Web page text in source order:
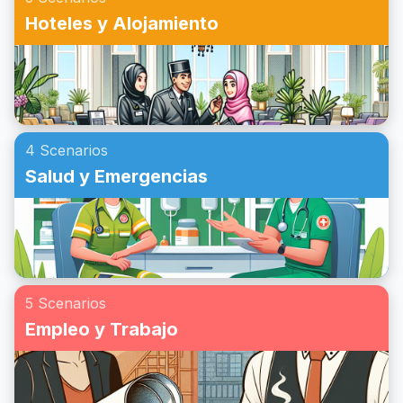
Hoteles y Alojamiento
4 Scenarios
Salud y Emergencias
5 Scenarios
Empleo y Trabajo